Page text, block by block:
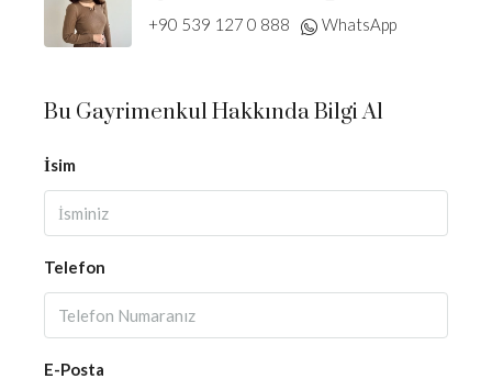
+90 539 127 0 888
WhatsApp
Bu Gayrimenkul Hakkında Bilgi Al
İsim
Telefon
E-Posta